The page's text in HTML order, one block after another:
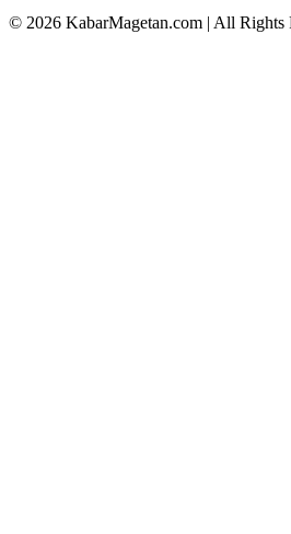
© 2026 KabarMagetan.com | All Rights